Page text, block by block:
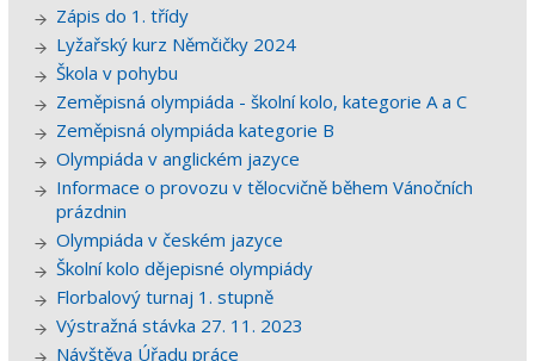
Zápis do 1. třídy
Lyžařský kurz Němčičky 2024
Škola v pohybu
Zeměpisná olympiáda - školní kolo, kategorie A a C
Zeměpisná olympiáda kategorie B
Olympiáda v anglickém jazyce
Informace o provozu v tělocvičně během Vánočních
prázdnin
Olympiáda v českém jazyce
Školní kolo dějepisné olympiády
Florbalový turnaj 1. stupně
Výstražná stávka 27. 11. 2023
Návštěva Úřadu práce